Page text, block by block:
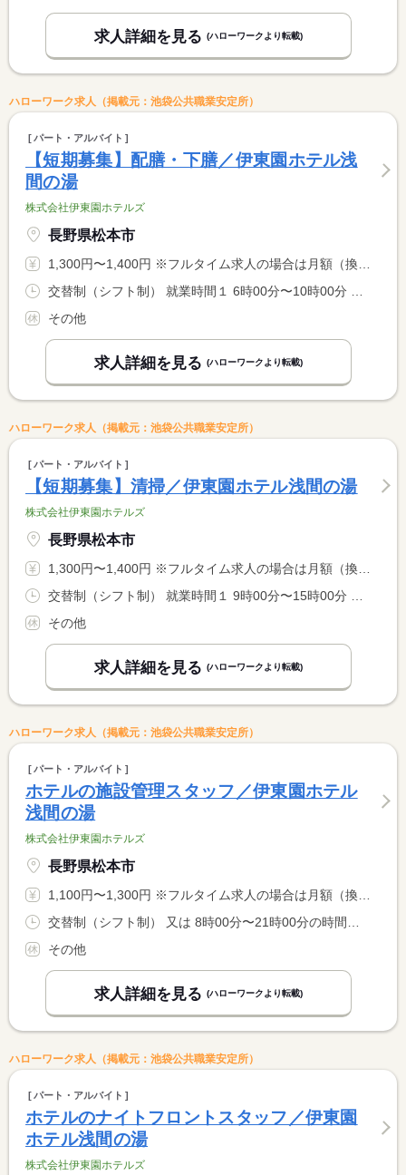
求人詳細を見る (ハローワークより転載)
ハローワーク求人（掲載元：池袋公共職業安定所）
パート・アルバイト
【短期募集】配膳・下膳／伊東園ホテル浅
間の湯
株式会社伊東園ホテルズ
長野県松本市
1,300円〜1,400円 ※フルタイム求人の場合は月額（換算額）、パート求人の場合は時間額を表示しています。
その他
求人詳細を見る (ハローワークより転載)
ハローワーク求人（掲載元：池袋公共職業安定所）
パート・アルバイト
【短期募集】清掃／伊東園ホテル浅間の湯
株式会社伊東園ホテルズ
長野県松本市
1,300円〜1,400円 ※フルタイム求人の場合は月額（換算額）、パート求人の場合は時間額を表示しています。
その他
求人詳細を見る (ハローワークより転載)
ハローワーク求人（掲載元：池袋公共職業安定所）
パート・アルバイト
ホテルの施設管理スタッフ／伊東園ホテル
浅間の湯
株式会社伊東園ホテルズ
長野県松本市
1,100円〜1,300円 ※フルタイム求人の場合は月額（換算額）、パート求人の場合は時間額を表示しています。
その他
求人詳細を見る (ハローワークより転載)
ハローワーク求人（掲載元：池袋公共職業安定所）
パート・アルバイト
ホテルのナイトフロントスタッフ／伊東園
ホテル浅間の湯
株式会社伊東園ホテルズ